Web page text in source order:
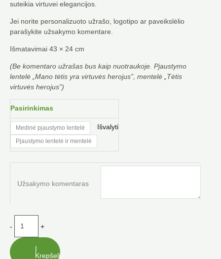
suteikia virtuvei elegancijos.
Jei norite personalizuoto užrašo, logotipo ar paveikslėlio
parašykite užsakymo komentare.
Išmatavimai 43 × 24 cm
(Be komentaro užrašas bus kaip nuotraukoje. Pjaustymo
lentelė „Mano tėtis yra virtuvės herojus”, mentelė „Tėtis
virtuvės herojus”)
Pasirinkimas
Medinė pjaustymo lentelė
Pjaustymo lentelė ir mentelė
Išvalyti
Užsakymo komentaras
-
produkto
Uosinė
pjaustymo
lentelė
+
Į
Krepšelį